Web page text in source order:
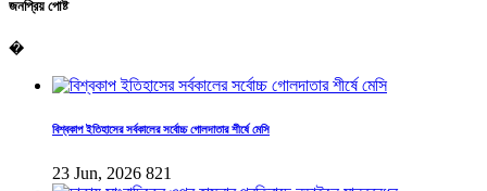
জনপ্রিয় পোষ্ট
�
বিশ্বকাপ ইতিহাসের সর্বকালের সর্বোচ্চ গোলদাতার শীর্ষে মেসি
23 Jun, 2026 821